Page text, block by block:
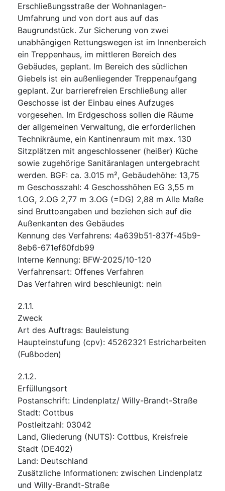
Erschließungsstraße der Wohnanlagen-
Umfahrung und von dort aus auf das
Baugrundstück. Zur Sicherung von zwei
unabhängigen Rettungswegen ist im Innenbereich
ein Treppenhaus, im mittleren Bereich des
Gebäudes, geplant. Im Bereich des südlichen
Giebels ist ein außenliegender Treppenaufgang
geplant. Zur barrierefreien Erschließung aller
Geschosse ist der Einbau eines Aufzuges
vorgesehen. Im Erdgeschoss sollen die Räume
der allgemeinen Verwaltung, die erforderlichen
Technikräume, ein Kantinenraum mit max. 130
Sitzplätzen mit angeschlossener (heißer) Küche
sowie zugehörige Sanitäranlagen untergebracht
werden. BGF: ca. 3.015 m², Gebäudehöhe: 13,75
m Geschosszahl: 4 Geschosshöhen EG 3,55 m
1.OG, 2.OG 2,77 m 3.OG (=DG) 2,88 m Alle Maße
sind Bruttoangaben und beziehen sich auf die
Außenkanten des Gebäudes
Kennung des Verfahrens: 4a639b51-837f-45b9-
8eb6-671ef60fdb99
Interne Kennung: BFW-2025/10-120
Verfahrensart: Offenes Verfahren
Das Verfahren wird beschleunigt: nein
2.1.1.
Zweck
Art des Auftrags: Bauleistung
Haupteinstufung (cpv): 45262321 Estricharbeiten
(Fußboden)
2.1.2.
Erfüllungsort
Postanschrift: Lindenplatz/ Willy-Brandt-Straße
Stadt: Cottbus
Postleitzahl: 03042
Land, Gliederung (NUTS): Cottbus, Kreisfreie
Stadt (DE402)
Land: Deutschland
Zusätzliche Informationen: zwischen Lindenplatz
und Willy-Brandt-Straße